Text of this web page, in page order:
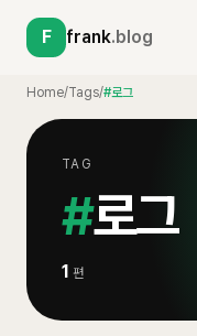
F frank.blog
Home/Tags/#로그
TAG
#로그
1 편